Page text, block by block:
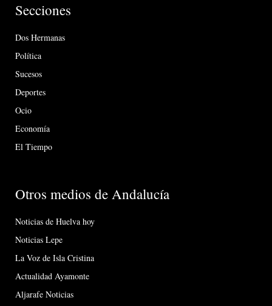
Secciones
Dos Hermanas
Política
Sucesos
Deportes
Ocio
Economía
El Tiempo
Otros medios de Andalucía
Noticias de Huelva hoy
Noticias Lepe
La Voz de Isla Cristina
Actualidad Ayamonte
Aljarafe Noticias